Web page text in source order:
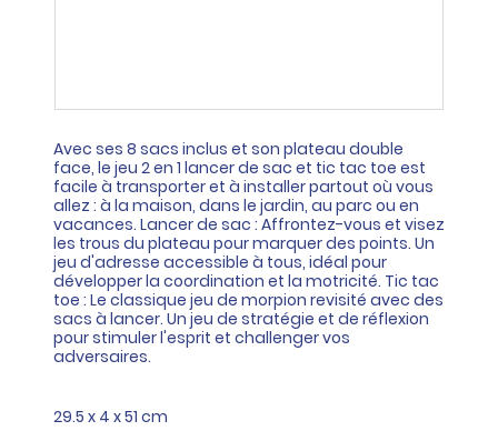
Avec ses 8 sacs inclus et son plateau double
face, le jeu 2 en 1 lancer de sac et tic tac toe est
facile à transporter et à installer partout où vous
allez : à la maison, dans le jardin, au parc ou en
vacances. Lancer de sac : Affrontez-vous et visez
les trous du plateau pour marquer des points. Un
jeu d'adresse accessible à tous, idéal pour
développer la coordination et la motricité. Tic tac
toe : Le classique jeu de morpion revisité avec des
sacs à lancer. Un jeu de stratégie et de réflexion
pour stimuler l'esprit et challenger vos
adversaires.
29.5 x 4 x 51 cm